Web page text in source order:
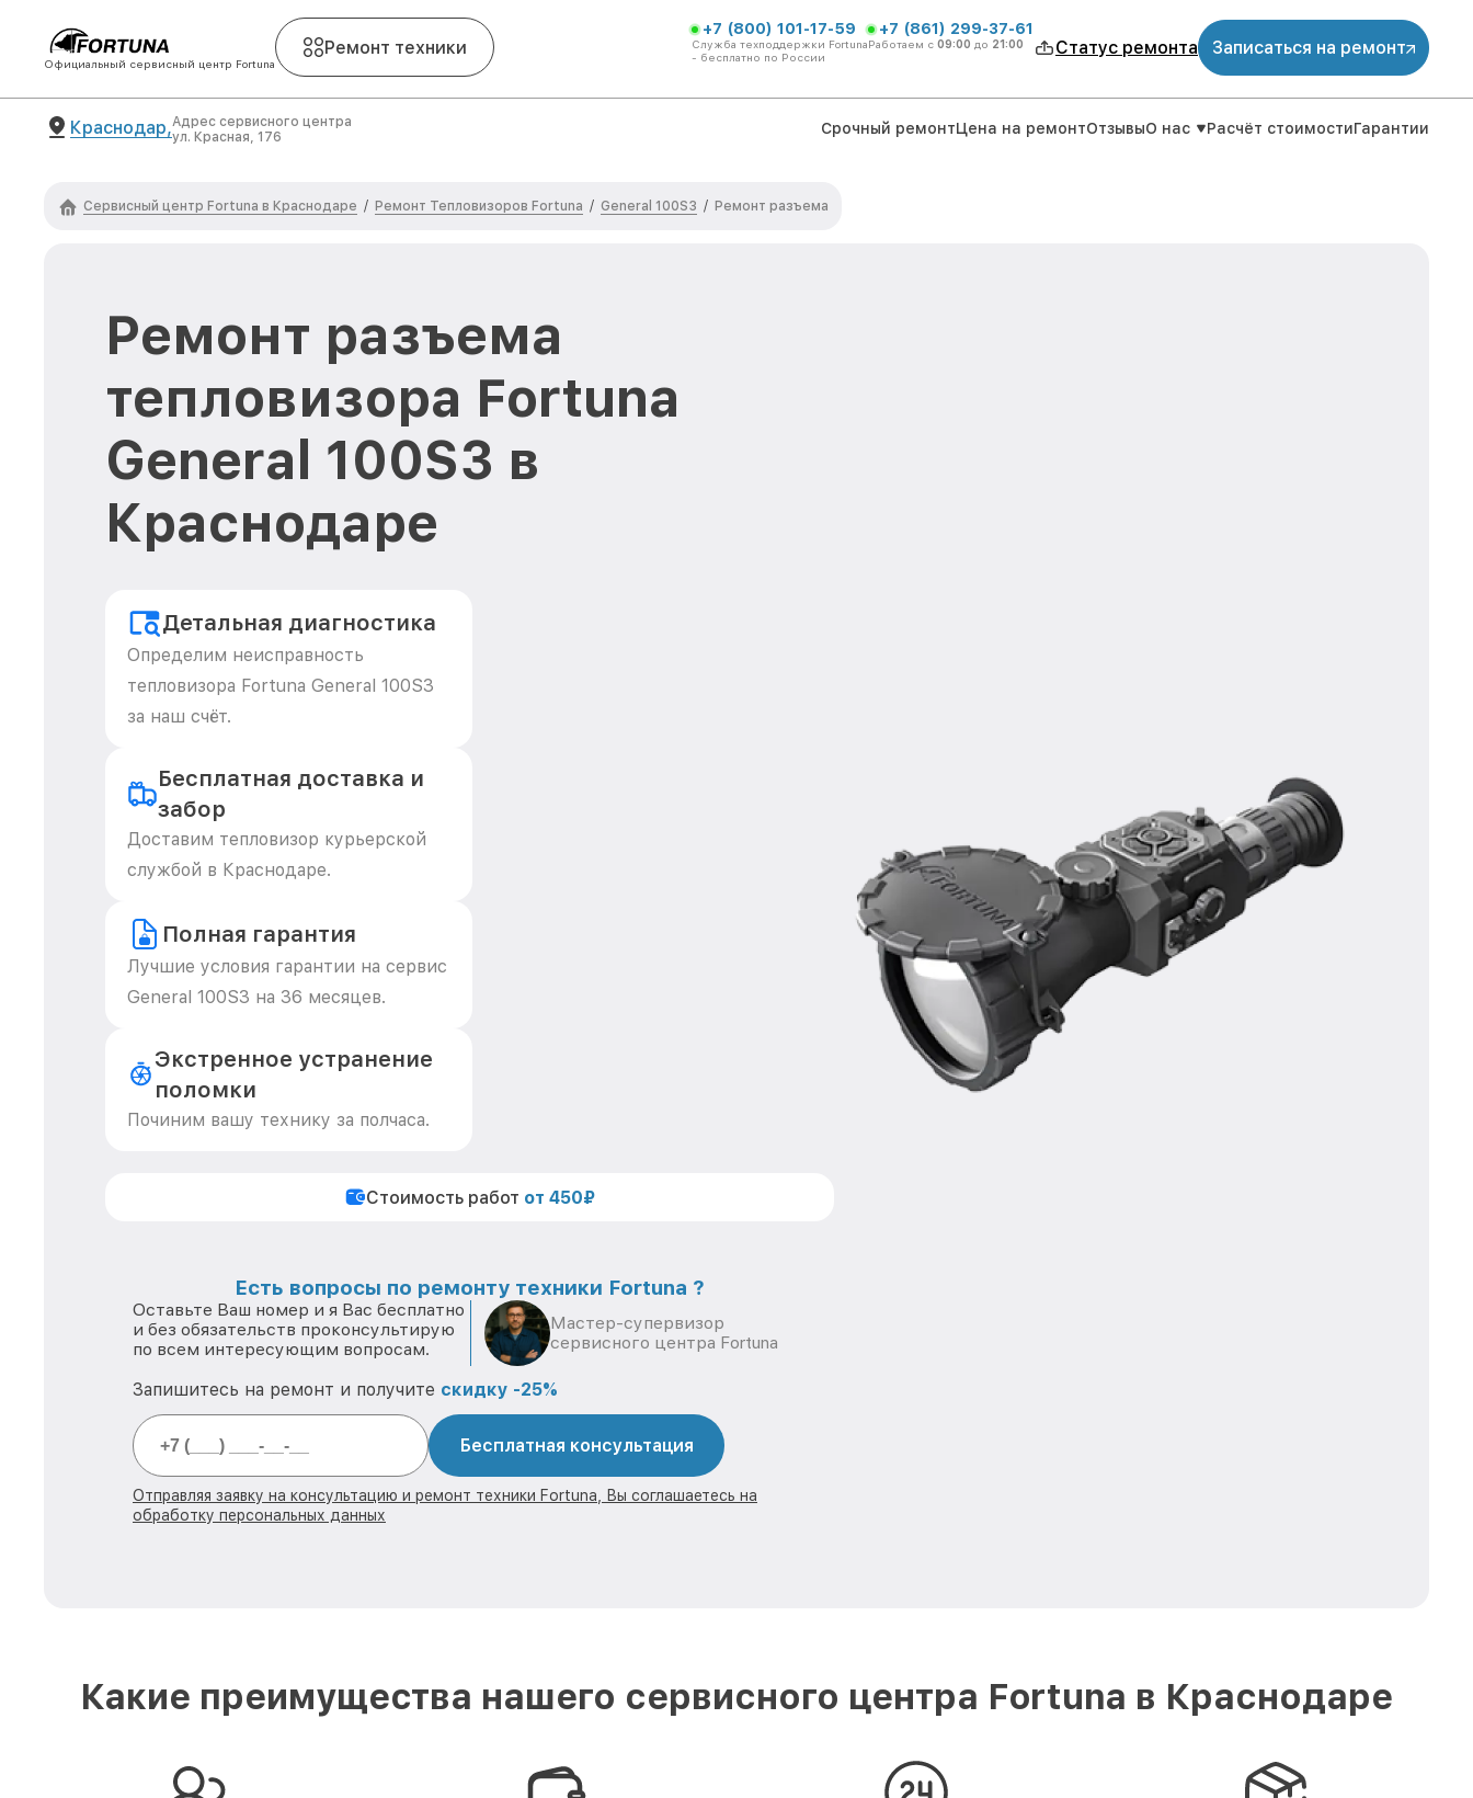
Официальный сервисный центр Fortuna
Ремонт техники
+7 (800) 101-17-59
Служба техподдержки Fortuna
- бесплатно по России
+7 (861) 299-37-61
Работаем с 09:00 до 21:00 Статус ремонта Записаться на ремонт
Краснодар,Адрес сервисного центра
ул. Красная, 176
Срочный ремонтЦена на ремонтОтзывыО нас Расчёт стоимостиГарантии
Сервисный центр Fortuna в Краснодаре / Ремонт Тепловизоров Fortuna / General 100S3 / Ремонт разъема
Ремонт разъема
тепловизора Fortuna
General 100S3 в
Краснодаре
Детальная диагностика
Определим неисправность
тепловизора Fortuna General 100S3
за наш счёт.
Бесплатная доставка и
забор
Доставим тепловизор курьерской
службой в Краснодаре.
Полная гарантия
Лучшие условия гарантии на сервис
General 100S3 на 36 месяцев.
Экстренное устранение
поломки
Починим вашу технику за полчаса.
Стоимость работ от 450₽
Есть вопросы по ремонту техники Fortuna ?
Оставьте Ваш номер и я Вас бесплатно
и без обязательств проконсультирую
по всем интересующим вопросам.
Мастер-супервизор
сервисного центра Fortuna
Запишитесь на ремонт и получите скидку -25%
Бесплатная консультация
Отправляя заявку на консультацию и ремонт техники Fortuna, Вы соглашаетесь на
обработку персональных данных
Какие преимущества нашего сервисного центра Fortuna в Краснодаре